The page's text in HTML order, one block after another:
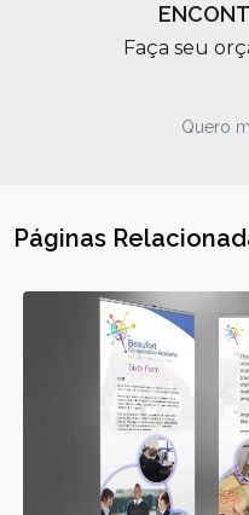
Faça seu
Quero
Páginas